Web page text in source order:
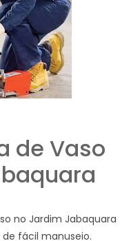
de Vaso
no Jardim Jabaquara
fácil manuseio.